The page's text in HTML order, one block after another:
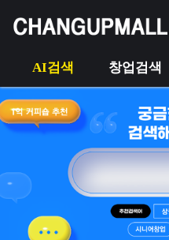
AI검색 창업검색